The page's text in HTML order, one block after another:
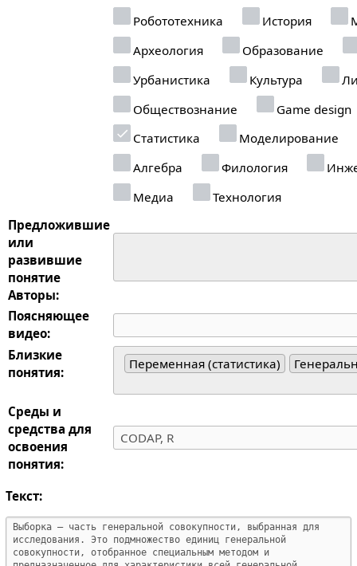
Робототехника
История
Археология
Образование
Урбанистика
Культура
Обществознание
Game design
Статистика
Моделирование
Алгебра
Филология
Медиа
Технология
Предложившие
или
развившие
понятие
Авторы:
Поясняющее
видео:
Близкие
понятия:
Переменная (статистика)
Среды и
средства для
освоения
понятия:
Текст: